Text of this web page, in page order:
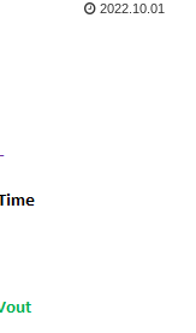
2022.10.01